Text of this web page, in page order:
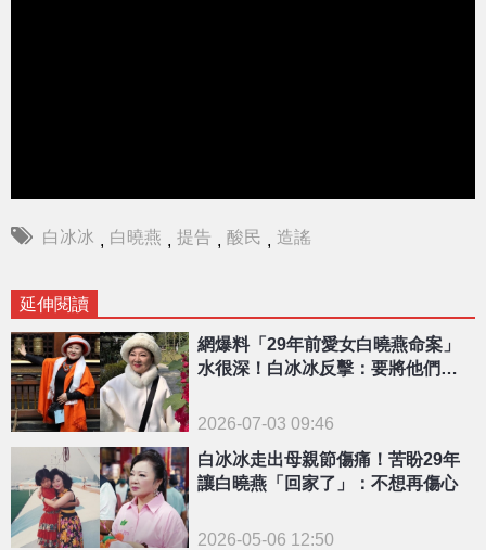
白冰冰 , 白曉燕 , 提告 , 酸民 , 造謠
延伸閱讀
網爆料「29年前愛女白曉燕命案」
水很深！白冰冰反擊：要將他們送
2026-07-03 09:46
白冰冰走出母親節傷痛！苦盼29年
讓白曉燕「回家了」：不想再傷心
2026-05-06 12:50